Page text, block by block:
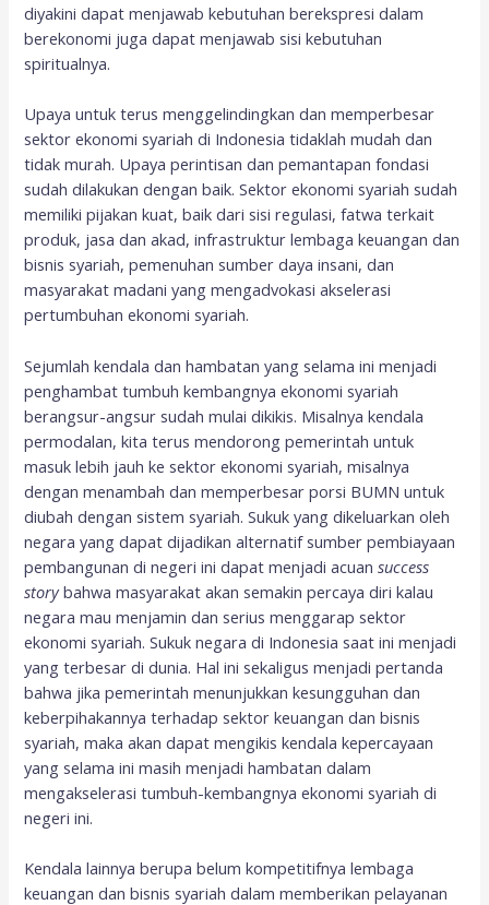
diyakini dapat menjawab kebutuhan berekspresi dalam
berekonomi juga dapat menjawab sisi kebutuhan
spiritualnya.
Upaya untuk terus menggelindingkan dan memperbesar
sektor ekonomi syariah di Indonesia tidaklah mudah dan
tidak murah. Upaya perintisan dan pemantapan fondasi
sudah dilakukan dengan baik. Sektor ekonomi syariah sudah
memiliki pijakan kuat, baik dari sisi regulasi, fatwa terkait
produk, jasa dan akad, infrastruktur lembaga keuangan dan
bisnis syariah, pemenuhan sumber daya insani, dan
masyarakat madani yang mengadvokasi akselerasi
pertumbuhan ekonomi syariah.
Sejumlah kendala dan hambatan yang selama ini menjadi
penghambat tumbuh kembangnya ekonomi syariah
berangsur-angsur sudah mulai dikikis. Misalnya kendala
permodalan, kita terus mendorong pemerintah untuk
masuk lebih jauh ke sektor ekonomi syariah, misalnya
dengan menambah dan memperbesar porsi BUMN untuk
diubah dengan sistem syariah. Sukuk yang dikeluarkan oleh
negara yang dapat dijadikan alternatif sumber pembiayaan
pembangunan di negeri ini dapat menjadi acuansuccess
storybahwa masyarakat akan semakin percaya diri kalau
negara mau menjamin dan serius menggarap sektor
ekonomi syariah. Sukuk negara di Indonesia saat ini menjadi
yang terbesar di dunia. Hal ini sekaligus menjadi pertanda
bahwa jika pemerintah menunjukkan kesungguhan dan
keberpihakannya terhadap sektor keuangan dan bisnis
syariah, maka akan dapat mengikis kendala kepercayaan
yang selama ini masih menjadi hambatan dalam
mengakselerasi tumbuh-kembangnya ekonomi syariah di
negeri ini.
Kendala lainnya berupa belum kompetitifnya lembaga
keuangan dan bisnis syariah dalam memberikan pelayanan